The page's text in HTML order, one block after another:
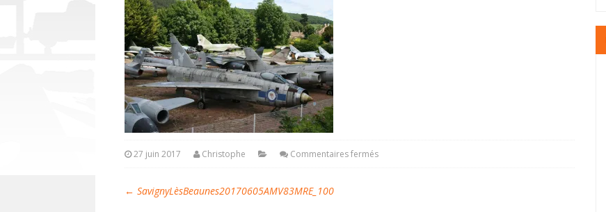
27 juin 2017 Christophe Commentaires fermés
← SavignyLèsBeaunes20170605AMV83MRE_100